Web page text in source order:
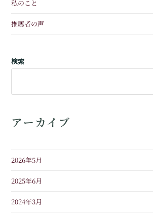
私のこと
推薦者の声
検索
アーカイブ
2026年5月
2025年6月
2024年3月